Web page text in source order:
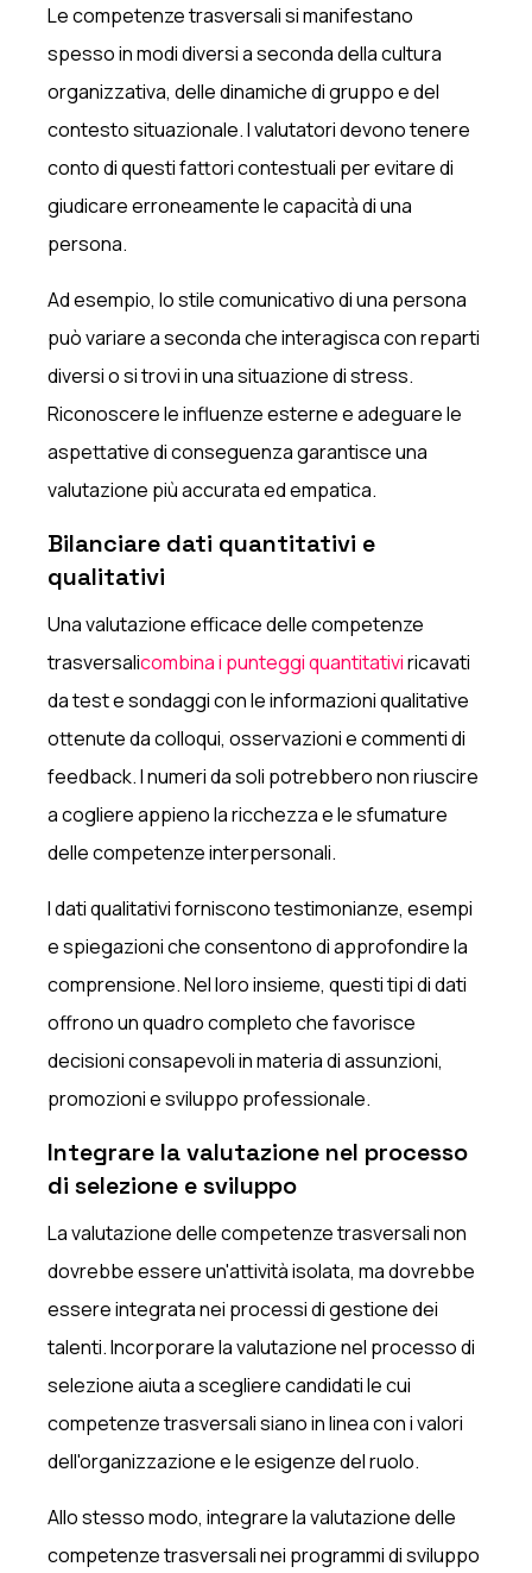
Le competenze trasversali si manifestano
spesso in modi diversi a seconda della cultura
organizzativa, delle dinamiche di gruppo e del
contesto situazionale. I valutatori devono tenere
conto di questi fattori contestuali per evitare di
giudicare erroneamente le capacità di una
persona.
Ad esempio, lo stile comunicativo di una persona
può variare a seconda che interagisca con reparti
diversi o si trovi in una situazione di stress.
Riconoscere le influenze esterne e adeguare le
aspettative di conseguenza garantisce una
valutazione più accurata ed empatica.
Bilanciare dati quantitativi e
qualitativi
Una valutazione efficace delle competenze
trasversalicombina i punteggi quantitativiricavati
da test e sondaggi con le informazioni qualitative
ottenute da colloqui, osservazioni e commenti di
feedback. I numeri da soli potrebbero non riuscire
a cogliere appieno la ricchezza e le sfumature
delle competenze interpersonali.
I dati qualitativi forniscono testimonianze, esempi
e spiegazioni che consentono di approfondire la
comprensione. Nel loro insieme, questi tipi di dati
offrono un quadro completo che favorisce
decisioni consapevoli in materia di assunzioni,
promozioni e sviluppo professionale.
Integrare la valutazione nel processo
di selezione e sviluppo
La valutazione delle competenze trasversali non
dovrebbe essere un'attività isolata, ma dovrebbe
essere integrata nei processi di gestione dei
talenti. Incorporare la valutazione nel processo di
selezione aiuta a scegliere candidati le cui
competenze trasversali siano in linea con i valori
dell'organizzazione e le esigenze del ruolo.
Allo stesso modo, integrare la valutazione delle
competenze trasversali nei programmi di sviluppo